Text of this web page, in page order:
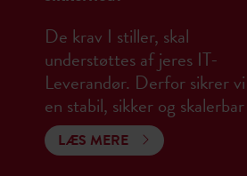
De krav I stiller, skal
understøttes af jeres IT-
Leverandør. Derfor sikrer vi
en stabil, sikker og skalerbar
IT-infrastruktur, som er med
til at understøtte jeres digitale
LÆS MERE